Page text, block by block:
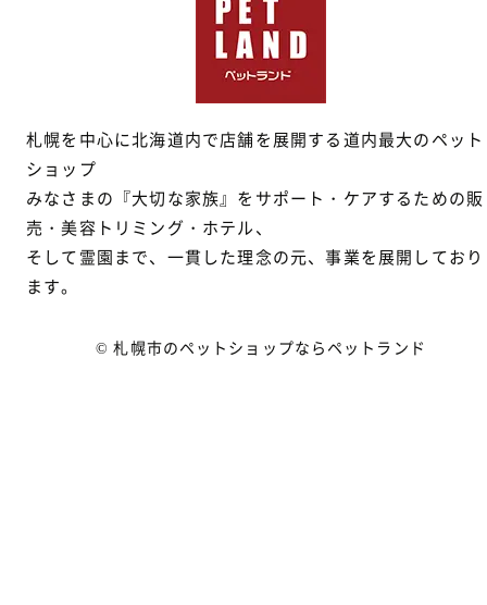
札幌を中心に北海道内で店舗を展開する道内最大のペット
ショップ
みなさまの『大切な家族』をサポート・ケアするための販
売・美容トリミング・ホテル、
そして霊園まで、一貫した理念の元、事業を展開しており
ます。
© 札幌市のペットショップならペットランド